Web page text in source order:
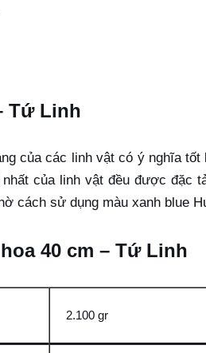
Tứ Linh
của các linh vật có ý nghĩa
của linh vật đều được đặc
cách sử dụng màu xanh blue
40 cm – Tứ Linh
2.100 gr